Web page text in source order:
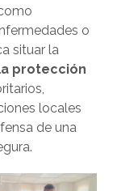
o
situar la
protección
locales
de una